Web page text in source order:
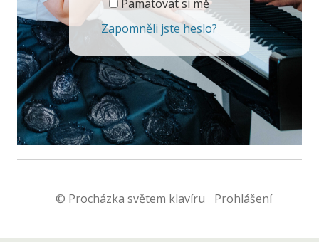
Pamatovat si mě
Zapomněli jste heslo?
© Procházka světem klavíru Prohlášení